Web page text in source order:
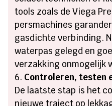
tools zoals de Viega
persmachines
gasdichte verbinding.
waterpas gelegd en
verzakking onmogelijk
Controleren, testen
De laatste stap is het
nieuwe traject op